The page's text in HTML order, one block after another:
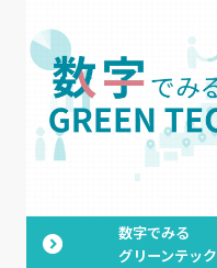
数字でみる
グリーンテック